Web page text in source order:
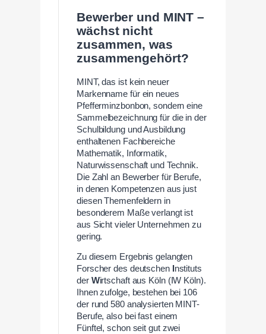
Bewerber und MINT –
wächst nicht
zusammen, was
zusammengehört?
MINT, das ist kein neuer
Markenname für ein neues
Pfefferminzbonbon, sondern eine
Sammelbezeichnung für die in der
Schulbildung und Ausbildung
enthaltenen Fachbereiche
Mathematik, Informatik,
Naturwissenschaft und Technik.
Die Zahl an Bewerber für Berufe,
in denen Kompetenzen aus just
diesen Themenfeldern in
besonderem Maße verlangt ist
aus Sicht vieler Unternehmen zu
gering.
Zu diesem Ergebnis gelangten
Forscher des deutschen nstituts
der Wirtschaft aus Köln (IW Köln).
Ihnen zufolge, bestehen bei 106
der rund 580 analysierten MINT-
Berufe, also bei fast einem
Fünftel, schon seit gut zwei